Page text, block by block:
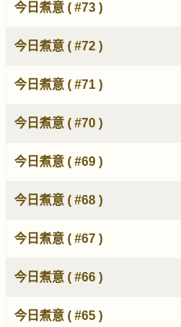
今日煮意 ( #73 )
今日煮意 ( #72 )
今日煮意 ( #71 )
今日煮意 ( #70 )
今日煮意 ( #69 )
今日煮意 ( #68 )
今日煮意 ( #67 )
今日煮意 ( #66 )
今日煮意 ( #65 )